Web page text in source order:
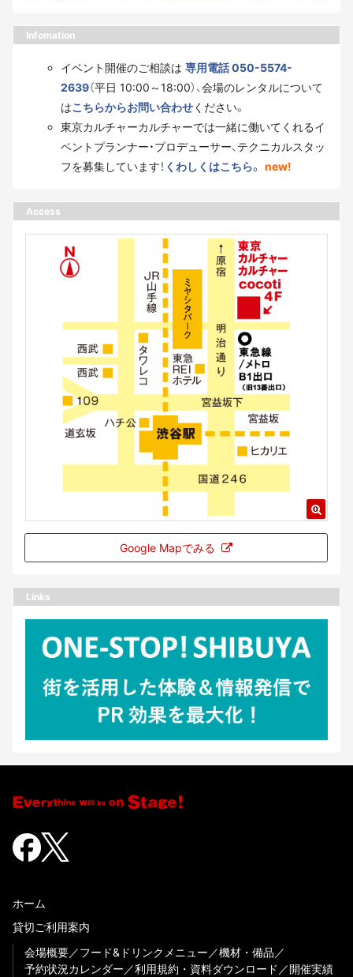
Infomation
イベント開催のご相談は 専用電話 050-5574-
2639（平日 10:00～18:00）、会場のレンタルについて
はこちらからお問い合わせください。
東京カルチャーカルチャーでは一緒に働いてくれるイ
ベントプランナー・プロデューサー、テクニカルスタッ
フを募集しています！ くわしくはこちら。 new!
Access
Google Mapでみる
Links
ホーム
貸切ご利用案内
会場概要
フード&ドリンクメニュー
機材・備品
予約状況カレンダー
利用規約・資料ダウンロード 開催実績